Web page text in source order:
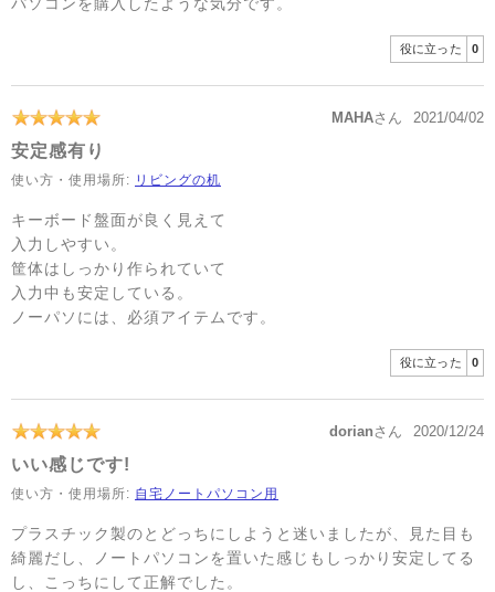
役に立った 0
MAHAさん 2021/04/02
安定感有り
使い方・使用場所: リビングの机
キーボード盤面が良く見えて
入力しやすい。
筐体はしっかり作られていて
入力中も安定している。
ノーパソには、必須アイテムです。
役に立った 0
dorianさん 2020/12/24
いい感じです!
使い方・使用場所: 自宅ノートパソコン用
プラスチック製のとどっちにしようと迷いましたが、見た目も
綺麗だし、ノートパソコンを置いた感じもしっかり安定してる
し、こっちにして正解でした。